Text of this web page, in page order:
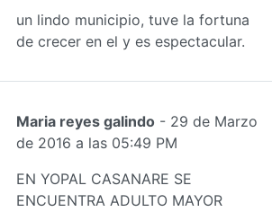
un lindo municipio, tuve la fortuna
de crecer en el y es espectacular.
Maria reyes galindo - 29 de Marzo
de 2016 a las 05:49 PM
EN YOPAL CASANARE SE
ENCUENTRA ADULTO MAYOR